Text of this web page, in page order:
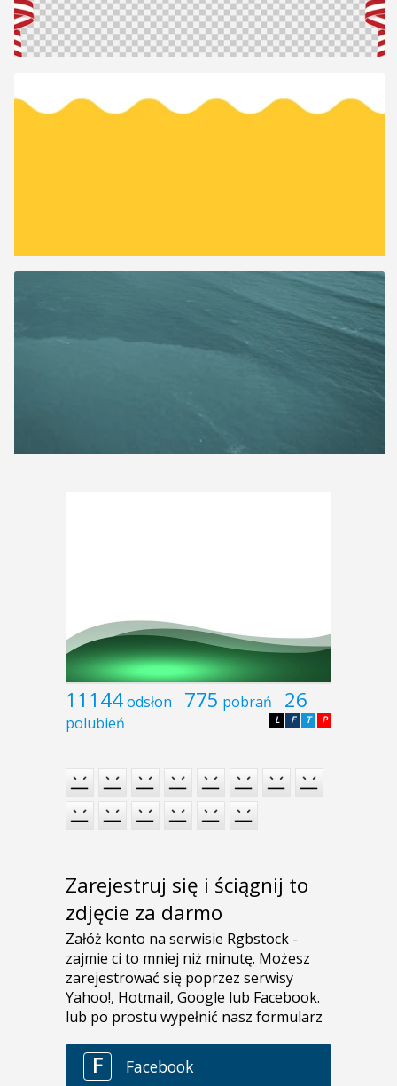
11144odsłon 775 pobrań 26
polubień P
T
F
L
Zarejestruj się i ściągnij to
zdjęcie za darmo